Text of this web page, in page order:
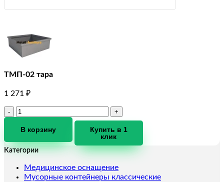
ТМП-02 тара
1 271 ₽
Количество
ТМП-02
В корзину
Купить в 1
клик
Категории
Медицинское оснащение
Мусорные контейнеры классические